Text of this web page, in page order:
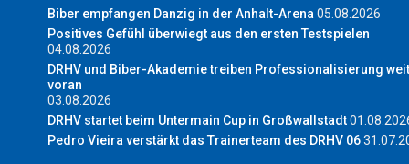
Biber empfangen Danzig in der Anhalt-Arena05.08.2026
Positives Gefühl überwiegt aus den ersten Testspielen
04.08.2026
DRHV und Biber-Akademie treiben Professionalisierung
voran
03.08.2026
DRHV startet beim Untermain Cup in Großwallstadt
Pedro Vieira verstärkt das Trainerteam des DRHV 06